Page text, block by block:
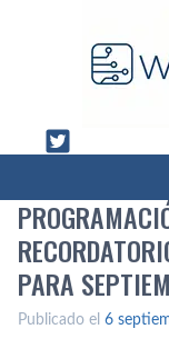
PARA
Publicado el 6